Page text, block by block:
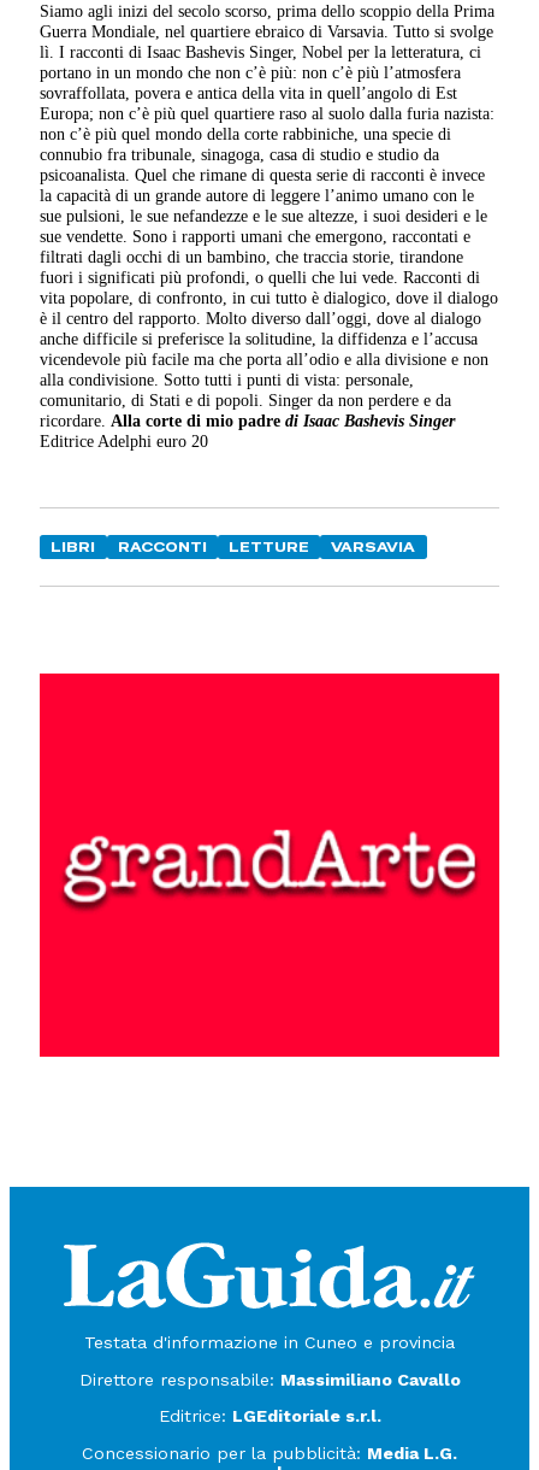
Siamo agli inizi del secolo scorso, prima dello scoppio della Prima
Guerra Mondiale, nel quartiere ebraico di Varsavia. Tutto si svolge
lì. I racconti di Isaac Bashevis Singer, Nobel per la letteratura, ci
portano in un mondo che non c’è più: non c’è più l’atmosfera
sovraffollata, povera e antica della vita in quell’angolo di Est
Europa; non c’è più quel quartiere raso al suolo dalla furia nazista:
non c’è più quel mondo della corte rabbiniche, una specie di
connubio fra tribunale, sinagoga, casa di studio e studio da
psicoanalista. Quel che rimane di questa serie di racconti è invece
la capacità di un grande autore di leggere l’animo umano con le
sue pulsioni, le sue nefandezze e le sue altezze, i suoi desideri e le
sue vendette. Sono i rapporti umani che emergono, raccontati e
filtrati dagli occhi di un bambino, che traccia storie, tirandone
fuori i significati più profondi, o quelli che lui vede. Racconti di
vita popolare, di confronto, in cui tutto è dialogico, dove il dialogo
è il centro del rapporto. Molto diverso dall’oggi, dove al dialogo
anche difficile si preferisce la solitudine, la diffidenza e l’accusa
vicendevole più facile ma che porta all’odio e alla divisione e non
alla condivisione. Sotto tutti i punti di vista: personale,
comunitario, di Stati e di popoli. Singer da non perdere e da
ricordare.Alla corte di mio padre di Isaac Bashevis Singer
Editrice Adelphi euro 20
LIBRI RACCONTI LETTURE VARSAVIA
Testata d'informazione in Cuneo e provincia
Direttore responsabile: Massimiliano Cavallo
Editrice: LGEditoriale s.r.l.
Concessionario per la pubblicità: Media L.G.